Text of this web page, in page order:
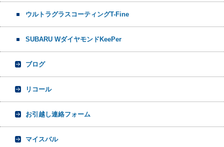
ウルトラグラスコーティングT-Fine
SUBARU WダイヤモンドKeePer
ブログ
リコール
お引越し連絡フォーム
マイスバル